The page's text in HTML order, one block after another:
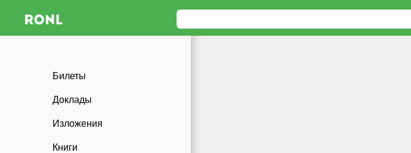
Билеты
Доклады
Изложения
Книги